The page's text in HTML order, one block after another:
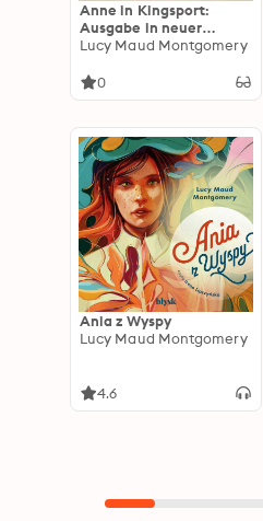
Anne in Kingsport:
Ausgabe in neuer
Übersetzung und
Lucy Maud Montgomery
0
Ania z Wyspy
Lucy Maud Montgomery
4.6